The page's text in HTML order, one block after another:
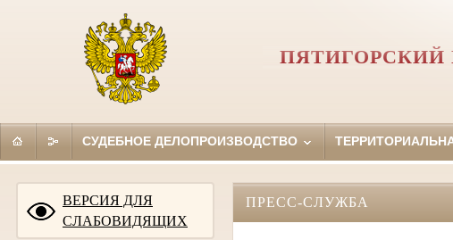
ПЯТИГОРСКИЙ
СУДЕБНОЕ ДЕЛОПРОИЗВОДСТВО
ВЕРСИЯ ДЛЯ
СЛАБОВИДЯЩИХ
ПРЕСС-СЛУЖБА